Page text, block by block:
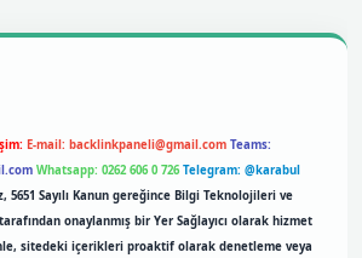
E-mail: backlinkpaneli@gmail.com Teams:
Whatsapp: 0262 606 0 726 Telegram: @karabul
5651 Sayılı Kanun gereğince Bilgi Teknolojileri ve
onaylanmış bir Yer Sağlayıcı olarak hizmet
sitedeki içerikleri proaktif olarak denetleme veya